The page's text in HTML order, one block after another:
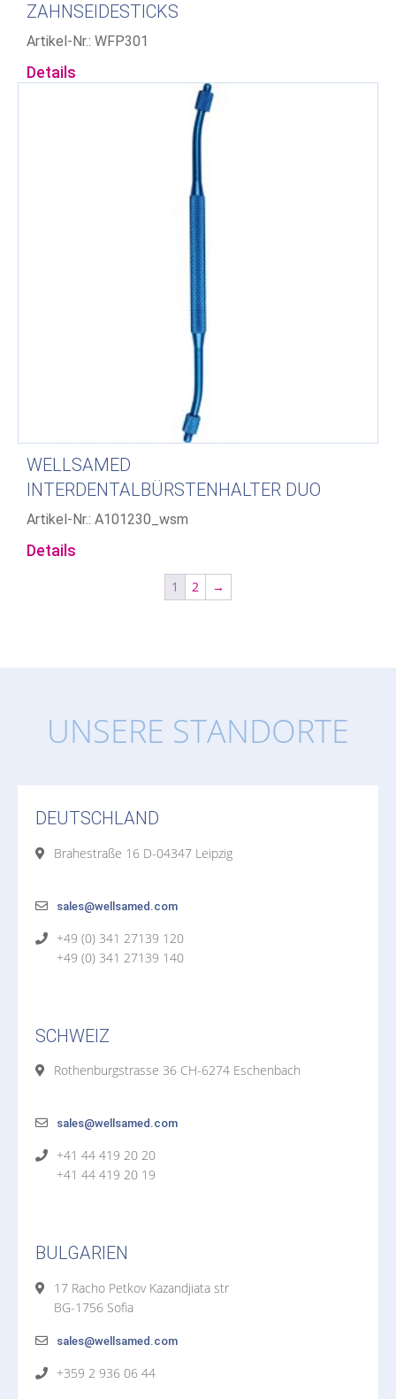
ZAHNSEIDESTICKS
Artikel-Nr.: WFP301
Details
WELLSAMED
INTERDENTALBÜRSTENHALTER DUO
Artikel-Nr.: A101230_wsm
Details
1 2 →
UNSERE STANDORTE
DEUTSCHLAND
Brahestraße 16 D-04347 Leipzig
sales@wellsamed.com
+49 (0) 341 27139 120
+49 (0) 341 27139 140
SCHWEIZ
Rothenburgstrasse 36 CH-6274 Eschenbach
sales@wellsamed.com
+41 44 419 20 20
+41 44 419 20 19
BULGARIEN
17 Racho Petkov Kazandjiata str
BG-1756 Sofia
sales@wellsamed.com
+359 2 936 06 44